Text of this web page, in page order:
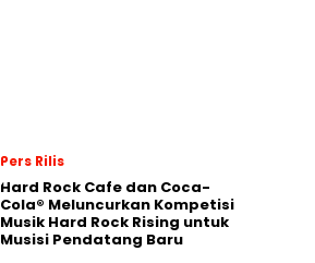
Pers Rilis
Hard Rock Cafe dan Coca-
Cola® Meluncurkan Kompetisi
Musik Hard Rock Rising untuk
Musisi Pendatang Baru